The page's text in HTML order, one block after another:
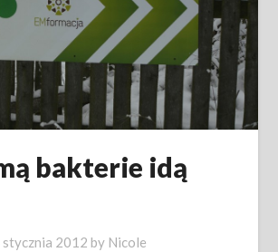
bakterie idą
stycznia 2012 by Nicole